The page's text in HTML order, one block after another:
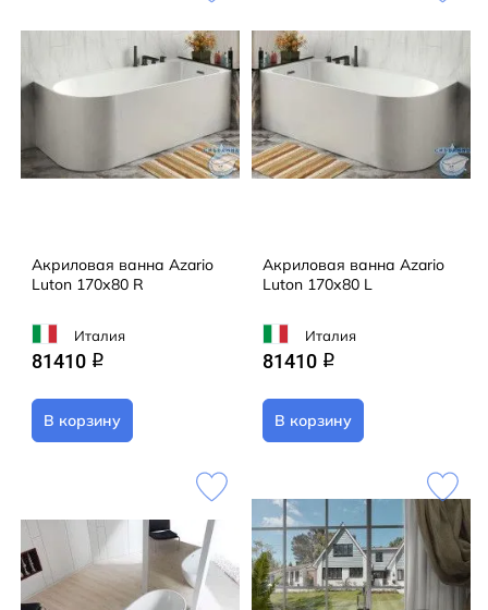
Акриловая ванна Azario
Luton 170х80 R
Италия
81410 q
В корзину
Акриловая ванна Azario
Luton 170х80 L
Италия
81410 q
В корзину